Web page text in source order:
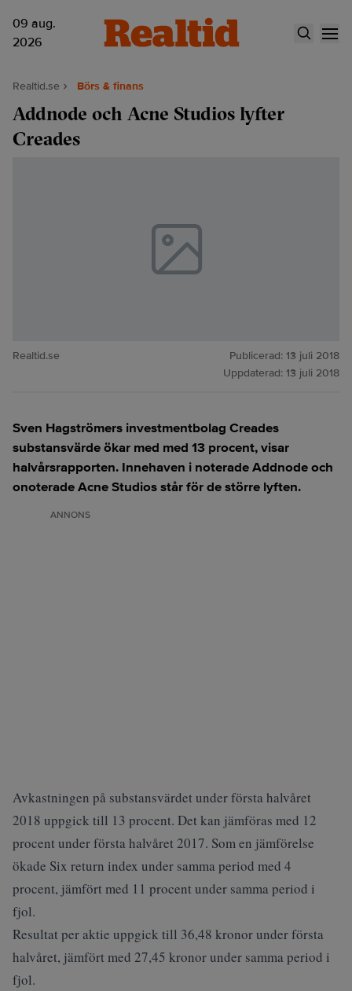
09 aug.
2026
Realtid.se Börs & finans
Addnode och Acne Studios lyfter
Creades
Realtid.se Publicerad: 13 juli 2018
Uppdaterad: 13 juli 2018
Sven Hagströmers investmentbolag Creades
substansvärde ökar med med 13 procent, visar
halvårsrapporten. Innehaven i noterade Addnode och
onoterade Acne Studios står för de större lyften.
ANNONS
Avkastningen på substansvärdet under första halvåret
2018 uppgick till 13 procent. Det kan jämföras med 12
procent under första halvåret 2017. Som en jämförelse
ökade Six return index under samma period med 4
procent, jämfört med 11 procent under samma period i
fjol.
Resultat per aktie uppgick till 36,48 kronor under första
halvåret, jämfört med 27,45 kronor under samma period i
fjol.